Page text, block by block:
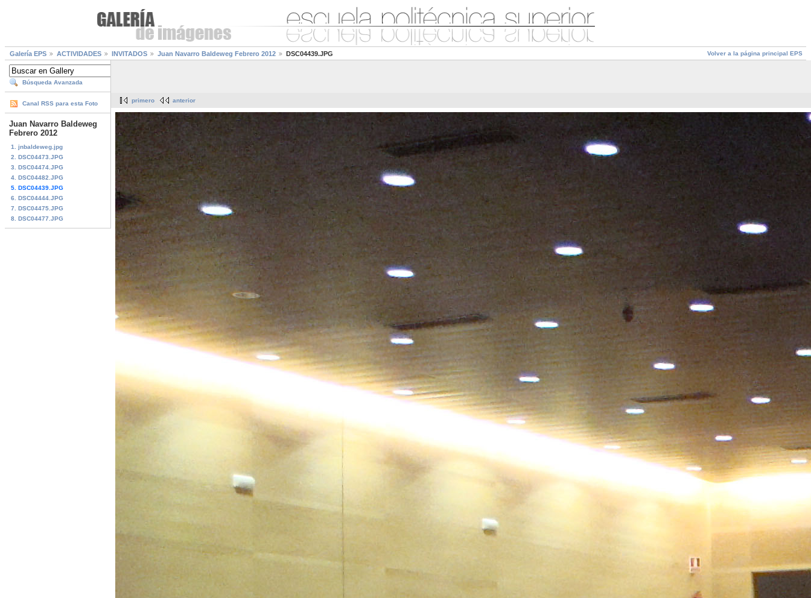
Volver a la página principal EPS
Galería EPS ACTIVIDADES INVITADOS Juan Navarro Baldeweg Febrero 2012 DSC04439.JPG
Búsqueda Avanzada
Canal RSS para esta Foto
Juan Navarro Baldeweg
Febrero 2012
1. jnbaldeweg.jpg
2. DSC04473.JPG
3. DSC04474.JPG
4. DSC04482.JPG
5. DSC04439.JPG
6. DSC04444.JPG
7. DSC04475.JPG
8. DSC04477.JPG
primero anterior